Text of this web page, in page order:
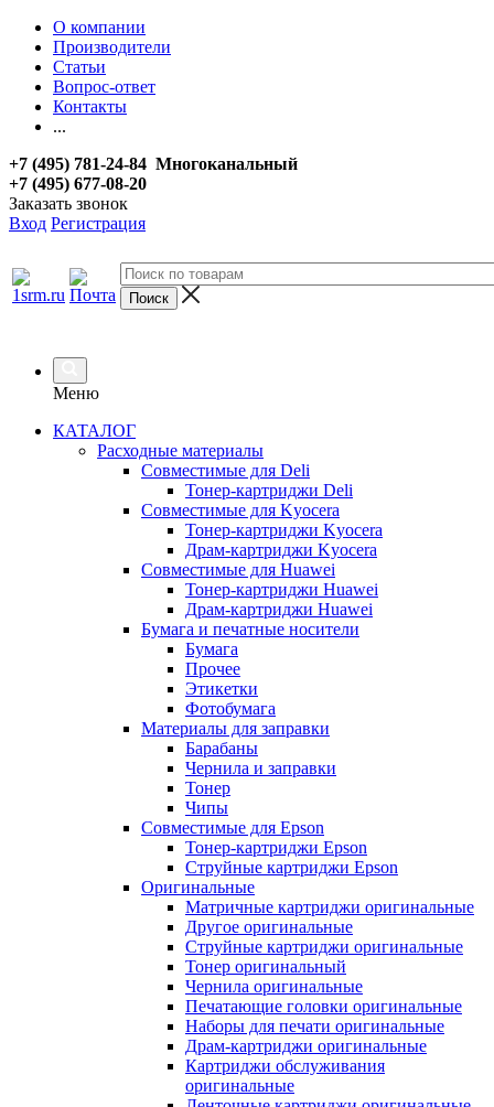
О компании
Производители
Статьи
Вопрос-ответ
Контакты
...
+7 (495) 781-24-84 Многоканальный
+7 (495) 677-08-20
Заказать звонок
Вход Регистрация
Меню
КАТАЛОГ
Расходные материалы
Совместимые для Deli
Тонер-картриджи Deli
Совместимые для Kyocera
Тонер-картриджи Kyocera
Драм-картриджи Kyocera
Совместимые для Huawei
Тонер-картриджи Huawei
Драм-картриджи Huawei
Бумага и печатные носители
Бумага
Прочее
Этикетки
Фотобумага
Материалы для заправки
Барабаны
Чернила и заправки
Тонер
Чипы
Совместимые для Epson
Тонер-картриджи Epson
Струйные картриджи Epson
Оригинальные
Матричные картриджи оригинальные
Другое оригинальные
Струйные картриджи оригинальные
Тонер оригинальный
Чернила оригинальные
Печатающие головки оригинальные
Наборы для печати оригинальные
Драм-картриджи оригинальные
Картриджи обслуживания
оригинальные